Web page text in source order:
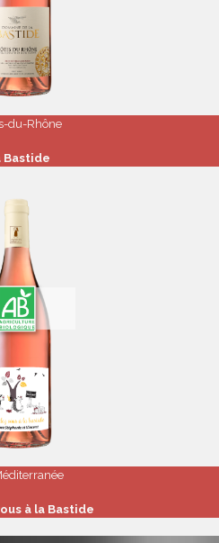
du-Rhône
Bastide
à la Bastide